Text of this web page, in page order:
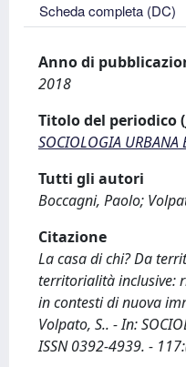
Scheda completa (DC)
Anno di
2018
Titolo del periodico
SOCIOLOGIA URBANA
Tutti gli autori
Boccagni, Paolo;
Citazione
La casa di chi? Da
territorialità inclusive:
in contesti di nuova
Volpato, S.. - In:
ISSN 0392-4939. -